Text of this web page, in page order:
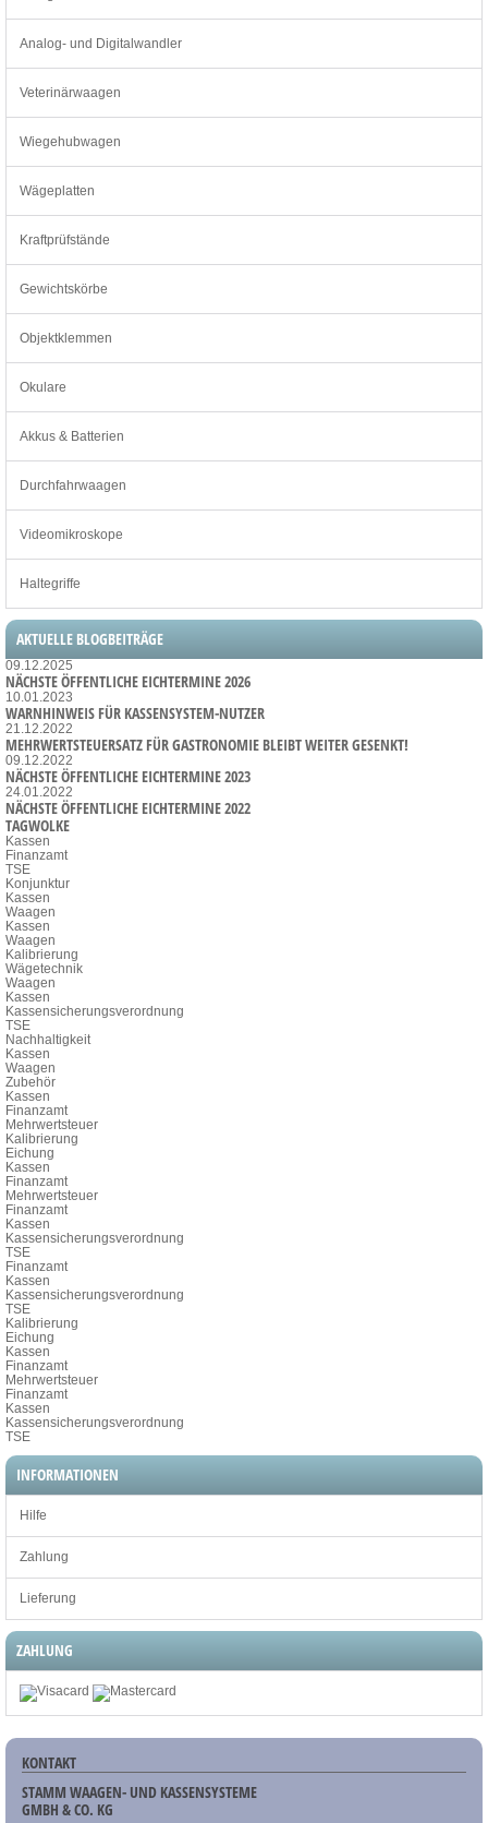
Analog- und Digitalwandler
Veterinärwaagen
Wiegehubwagen
Wägeplatten
Kraftprüfstände
Gewichtskörbe
Objektklemmen
Okulare
Akkus & Batterien
Durchfahrwaagen
Videomikroskope
Haltegriffe
AKTUELLE BLOGBEITRÄGE
09.12.2025
NÄCHSTE ÖFFENTLICHE EICHTERMINE 2026
10.01.2023
WARNHINWEIS FÜR KASSENSYSTEM-NUTZER
21.12.2022
MEHRWERTSTEUERSATZ FÜR GASTRONOMIE BLEIBT WEITER GESENKT!
09.12.2022
NÄCHSTE ÖFFENTLICHE EICHTERMINE 2023
24.01.2022
NÄCHSTE ÖFFENTLICHE EICHTERMINE 2022
TAGWOLKE
Kassen
Finanzamt
TSE
Konjunktur
Kassen
Waagen
Kassen
Waagen
Kalibrierung
Wägetechnik
Waagen
Kassen
Kassensicherungsverordnung
TSE
Nachhaltigkeit
Kassen
Waagen
Zubehör
Kassen
Finanzamt
Mehrwertsteuer
Kalibrierung
Eichung
Kassen
Finanzamt
Mehrwertsteuer
Finanzamt
Kassen
Kassensicherungsverordnung
TSE
Finanzamt
Kassen
Kassensicherungsverordnung
TSE
Kalibrierung
Eichung
Kassen
Finanzamt
Mehrwertsteuer
Finanzamt
Kassen
Kassensicherungsverordnung
TSE
INFORMATIONEN
Hilfe
Zahlung
Lieferung
ZAHLUNG
KONTAKT
STAMM WAAGEN- UND KASSENSYSTEME
GMBH & CO. KG